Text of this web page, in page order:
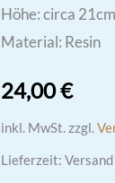
Höhe: circa 21cm
Material: Resin
24,00€
inkl. MwSt.zzgl.
Lieferzeit: